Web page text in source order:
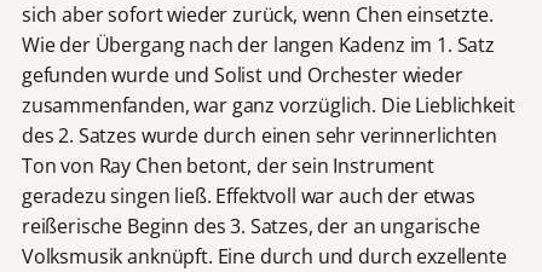
sich aber sofort wieder zurück, wenn Chen einsetzte.
Wie der Übergang nach der langen Kadenz im 1. Satz
gefunden wurde und Solist und Orchester wieder
zusammenfanden, war ganz vorzüglich. Die Lieblichkeit
des 2. Satzes wurde durch einen sehr verinnerlichten
Ton von Ray Chen betont, der sein Instrument
geradezu singen ließ. Effektvoll war auch der etwas
reißerische Beginn des 3. Satzes, der an ungarische
Volksmusik anknüpft. Eine durch und durch exzellente